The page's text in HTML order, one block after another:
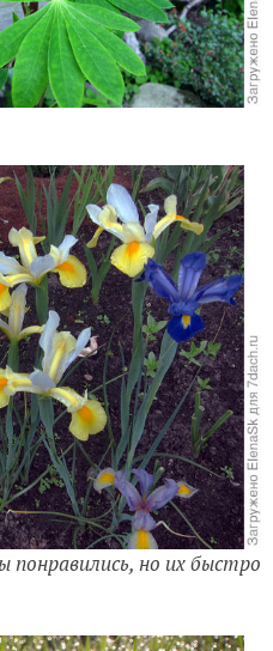
понравились, но их быстро